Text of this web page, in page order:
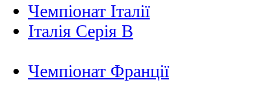
Чемпіонат Італії
Італія Серія B
Чемпіонат Франції